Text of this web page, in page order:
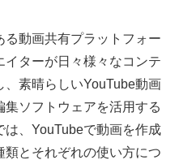
動画共有プラットフォー
イターが日々様々なコンテ
、素晴らしいYouTube動画
ソフトウェアを活用する
は、YouTubeで動画を作成
とそれぞれの使い方につ